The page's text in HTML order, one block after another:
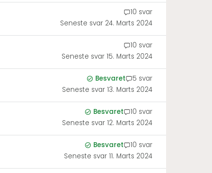
10 svar
Seneste svar 24. Marts 2024
10 svar
Seneste svar 15. Marts 2024
Besvaret
5 svar
Seneste svar 13. Marts 2024
Besvaret
10 svar
Seneste svar 12. Marts 2024
Besvaret
10 svar
Seneste svar 11. Marts 2024